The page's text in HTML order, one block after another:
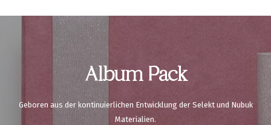
Album Pack
Geboren aus der kontinuierlichen Entwicklung der Selekt und Nubuk
Materialien.